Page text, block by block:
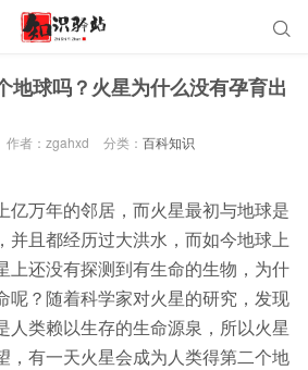

地球吗？火星为什么没有孕育出
作者：zgahxd 分类： 百科知识
亿万年的邻居，而火星最初与地球是
并且都经历过大洪水，而如今地球上
上还没有探测到有生命的生物，为什
呢？随着科学家对火星的研究，发现
人类赖以生存的生命源泉，所以火星
，有一天火星会成为人类得第二个地